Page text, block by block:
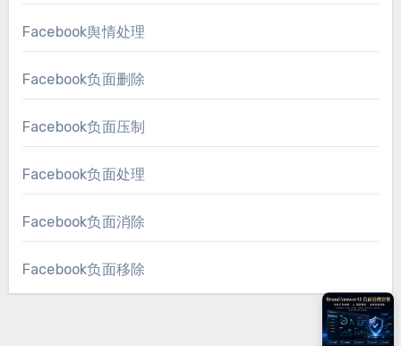
Facebook舆情处理
Facebook负面删除
Facebook负面压制
Facebook负面处理
Facebook负面消除
Facebook负面移除